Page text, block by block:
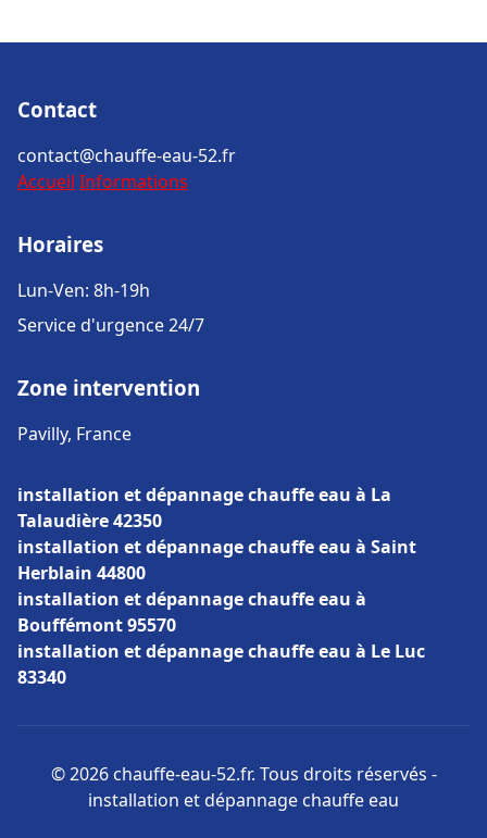
Contact
contact@chauffe-eau-52.fr
Accueil Informations
Horaires
Lun-Ven: 8h-19h
Service d'urgence 24/7
Zone intervention
Pavilly, France
installation et dépannage chauffe eau à La
Talaudière 42350
installation et dépannage chauffe eau à Saint
Herblain 44800
installation et dépannage chauffe eau à
Bouffémont 95570
installation et dépannage chauffe eau à Le Luc
83340
© 2026 chauffe-eau-52.fr. Tous droits réservés -
installation et dépannage chauffe eau